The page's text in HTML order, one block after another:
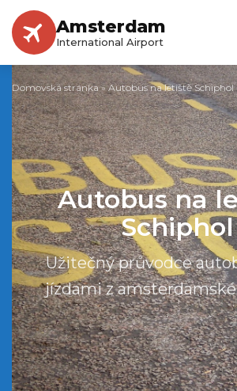
Amsterdam
International Airport
Domovská stránka»Autobus na letiště Schiphol
Autobus na
Schiphol
Užitečný průvodce
jízdami z